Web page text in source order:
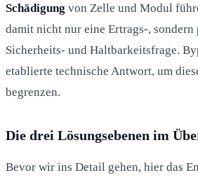
Schädigung von Zelle und Modul
damit nicht nur eine Ertrags-,
Sicherheits- und Haltbarkeitsfrage.
etablierte technische Antwort, um
begrenzen.
Die drei Lösungsebenen im
Bevor wir ins Detail gehen, hier das